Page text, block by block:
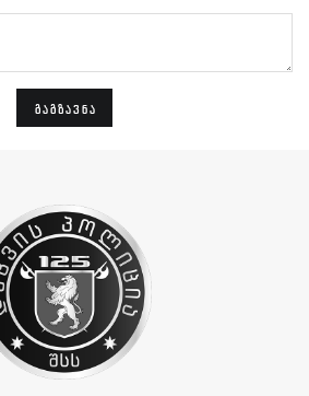
ᲒᲐᲒᲖᲐᲕᲜᲐ